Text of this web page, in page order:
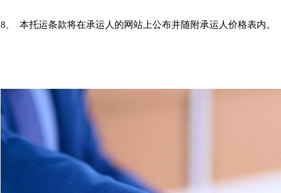
8、 本托运条款将在承运人的网站上公布并随附承运人价格表内。